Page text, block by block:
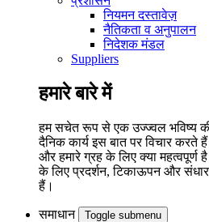
नियमन दस्तावेज़
नैतिकता व अनुपालन
निदेशक मंडल
Suppliers
हमारे बारे में
हम सचेत रूप से एक उज्ज्वल भविष्य
दैनिक कार्य इस बात पर विचार करते हैं
और हमारे ग्रह के लिए क्या महत्वपूर्ण
के लिए प्रदर्शन, टिकाऊपन और
हैं।
समाधान Toggle submenu